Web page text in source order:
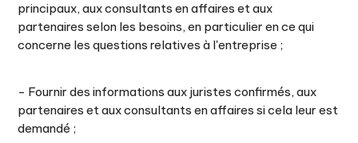
principaux, aux consultants en affaires et aux
partenaires selon les besoins, en particulier en ce qui
concerne les questions relatives à l'entreprise ;
- Fournir des informations aux juristes confirmés, aux
partenaires et aux consultants en affaires si cela leur est
demandé ;